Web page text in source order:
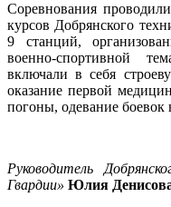
Соревнования
курсов Добрянского
9 станций,
военно-спортивной
включали в себя
оказание первой
погоны, одевание боевок
Руководитель
Гвардии» Юлия